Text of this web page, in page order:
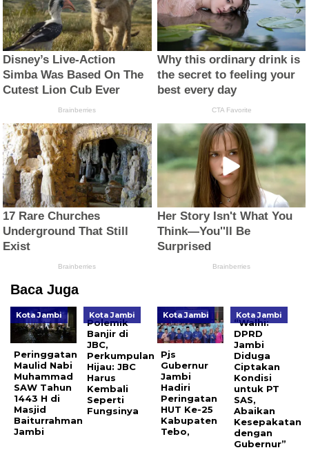
Baca Juga
Kota Jambi
Peringgatan
Maulid Nabi
Muhammad
SAW Tahun
1443 H di
Masjid
Baiturrahman
Jambi
Kota Jambi
Polemik
Banjir di
JBC,
Perkumpulan
Hijau: JBC
Harus
Kembali
Seperti
Fungsinya
Kota Jambi
Pjs
Gubernur
Jambi
Hadiri
Peringatan
HUT Ke-25
Kabupaten
Tebo,
Kota Jambi
“Walhi:
DPRD
Jambi
Diduga
Ciptakan
Kondisi
untuk PT
SAS,
Abaikan
Kesepakatan
dengan
Gubernur”